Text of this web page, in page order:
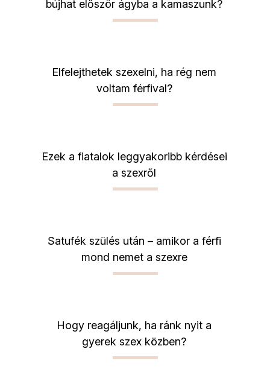
bújhat először ágyba a kamaszunk?
Elfelejthetek szexelni, ha rég nem
voltam férfival?
Ezek a fiatalok leggyakoribb kérdései
a szexről
Satufék szülés után – amikor a férfi
mond nemet a szexre
Hogy reagáljunk, ha ránk nyit a
gyerek szex közben?